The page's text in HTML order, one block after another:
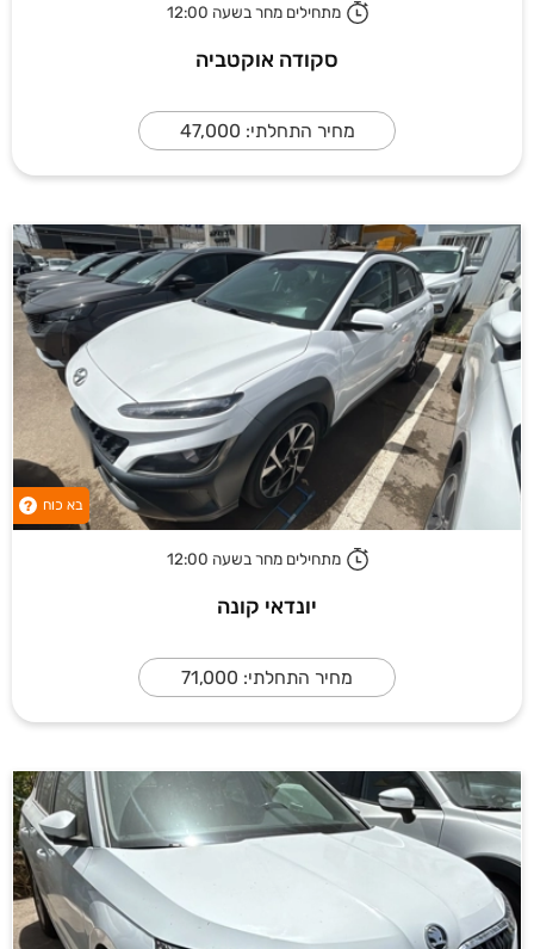
מתחילים מחר בשעה 12:00
סקודה אוקטביה
מחיר התחלתי: 47,000
בא כוח ?
מתחילים מחר בשעה 12:00
יונדאי קונה
מחיר התחלתי: 71,000